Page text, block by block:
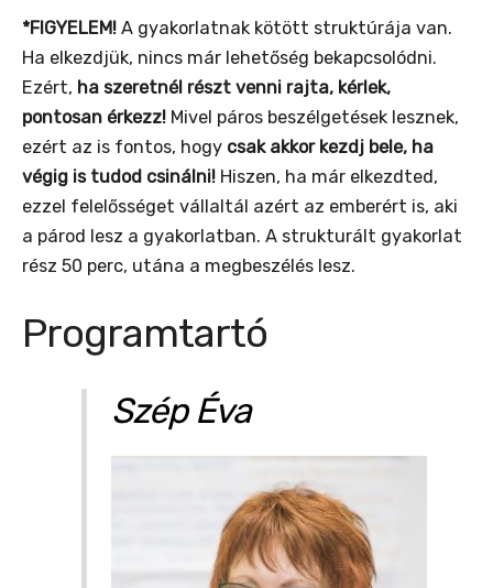
*FIGYELEM! A gyakorlatnak kötött struktúrája van.
Ha elkezdjük, nincs már lehetőség bekapcsolódni.
Ezért, ha szeretnél részt venni rajta, kérlek,
pontosan érkezz! Mivel páros beszélgetések lesznek,
ezért az is fontos, hogy csak akkor kezdj bele, ha
végig is tudod csinálni! Hiszen, ha már elkezdted,
ezzel felelősséget vállaltál azért az emberért is, aki
a párod lesz a gyakorlatban. A strukturált gyakorlat
rész 50 perc, utána a megbeszélés lesz.
Programtartó
Szép Éva